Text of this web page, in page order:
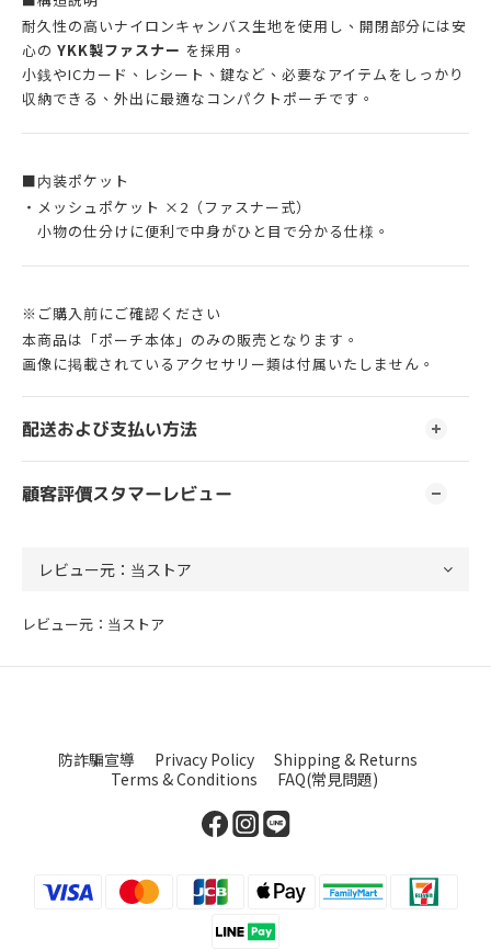
耐久性の高いナイロンキャンバス生地を使用し、開閉部分には安
心の YKK製ファスナー を採用。
小銭やICカード、レシート、鍵など、必要なアイテムをしっかり
収納できる、外出に最適なコンパクトポーチです。
■内装ポケット
・メッシュポケット ×2（ファスナー式）
小物の仕分けに便利で中身がひと目で分かる仕様。
※ご購入前にご確認ください
本商品は「ポーチ本体」のみの販売となります。
画像に掲載されているアクセサリー類は付属いたしません。
配送および支払い方法
顧客評價スタマーレビュー
レビュー元：当ストア
防詐騙宣導 Privacy Policy
Shipping & Returns
Terms & Conditions
FAQ(常見問題)